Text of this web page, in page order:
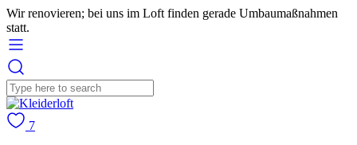
Wir renovieren; bei uns im Loft finden gerade Umbaumaßnahmen
statt.
7